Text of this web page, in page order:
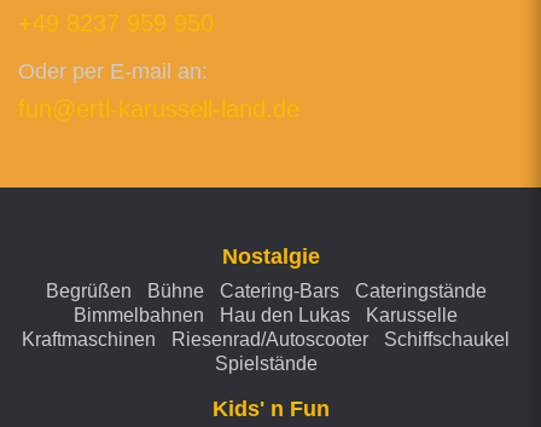
+49 8237 959 950
Oder per E-mail an:
fun@ertl-karussell-land.de
Nostalgie
Begrüßen Bühne Catering-Bars
Cateringstände
Bimmelbahnen
Hau den Lukas
Karusselle
Kraftmaschinen
Riesenrad/Autoscooter
Schiffschaukel
Spielstände
Kids' n Fun